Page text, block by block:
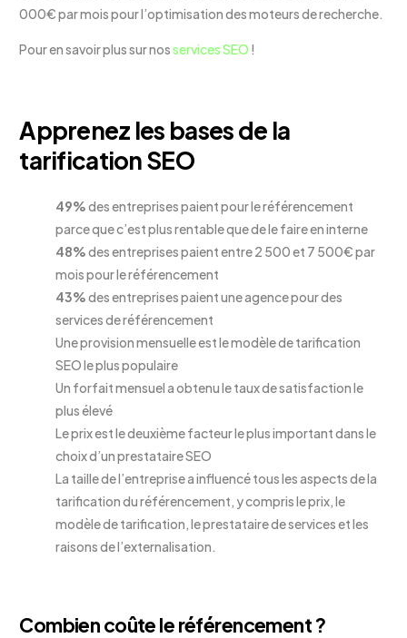
000€ par mois pour l’optimisation des moteurs de recherche.
Pour en savoir plus sur nosservices SEO !
Apprenez les bases de la
tarification SEO
49%des entreprises paient pour le référencement
parce que c’est plus rentable que de le faire en interne
48%des entreprises paient entre 2 500 et 7 500€ par
mois pour le référencement
43%des entreprises paient une agence pour des
services de référencement
Une provision mensuelle est le modèle de tarification
SEO le plus populaire
Un forfait mensuel a obtenu le taux de satisfaction le
plus élevé
Le prix est le deuxième facteur le plus important dans le
choix d’un prestataire SEO
La taille de l’entreprise a influencé tous les aspects de la
tarification du référencement, y compris le prix, le
modèle de tarification, le prestataire de services et les
raisons de l’externalisation.
Combien coûte le référencement ?